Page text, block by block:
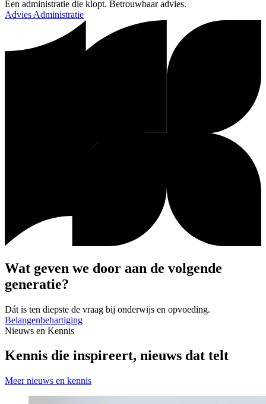
Een administratie die klopt. Betrouwbaar advies.
Advies Administratie
Wat geven we door aan de volgende
generatie?
Dát is ten diepste de vraag bij onderwijs en opvoeding.
Belangenbehartiging
Nieuws en Kennis
Kennis die inspireert, nieuws dat telt
Meer nieuws en kennis